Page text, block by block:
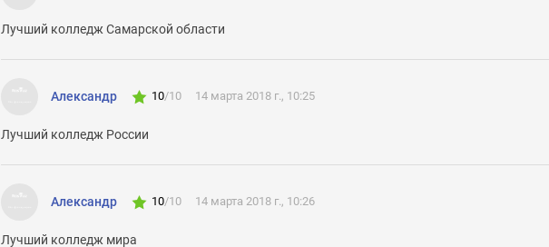
Лучший колледж Самарской области
Александр 10/10 14 марта 2018 г., 10:25
Лучший колледж России
Александр 10/10 14 марта 2018 г., 10:26
Лучший колледж мира
ОТПРАВИТЬ